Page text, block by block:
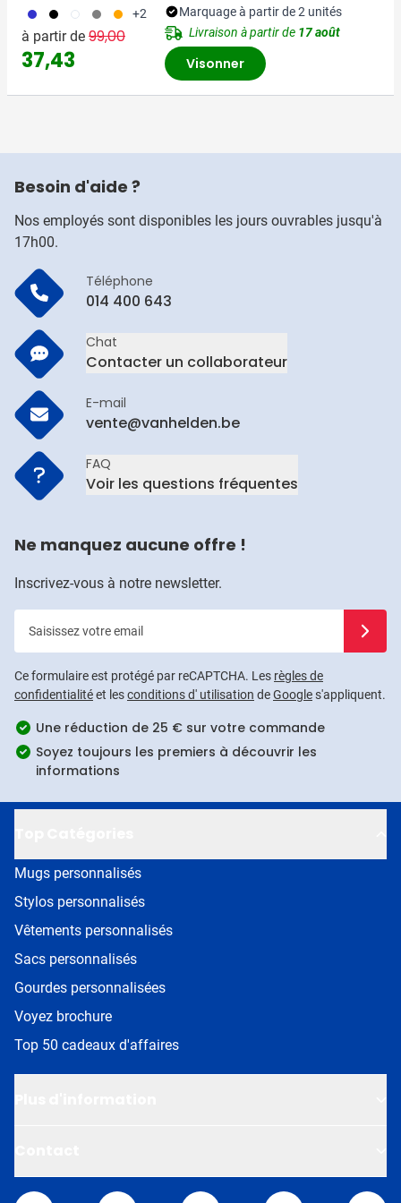
023 001 002 003 007 +2
à partir de Prix normal
99,00 Prix spécial
37,43
Marquage à partir de 2 unités
Livraison à partir de 17 août
Visonner
Besoin d'aide ?
Nos employés sont disponibles les jours ouvrables jusqu'à
17h00.
Téléphone
014 400 643
Chat
Contacter un collaborateur
E-mail
vente@vanhelden.be
FAQ
Voir les questions fréquentes
Ne manquez aucune offre !
Inscrivez-vous à notre newsletter.
Ce formulaire est protégé par reCAPTCHA. Les règles de
confidentialitéet lesconditions d' utilisation deGoogles'appliquent.
Une réduction de 25 € sur votre commande
Soyez toujours les premiers à découvrir les
informations
Mugs personnalisés
Stylos personnalisés
Vêtements personnalisés
Sacs personnalisés
Gourdes personnalisées
Voyez brochure
Top 50 cadeaux d'affaires